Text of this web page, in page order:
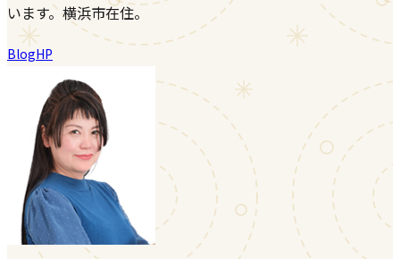
います。横浜市在住。
BlogHP